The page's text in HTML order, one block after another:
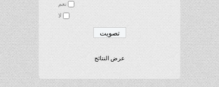
نعم
لا
عرض النتائج